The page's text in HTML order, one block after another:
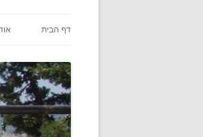
דף הבית